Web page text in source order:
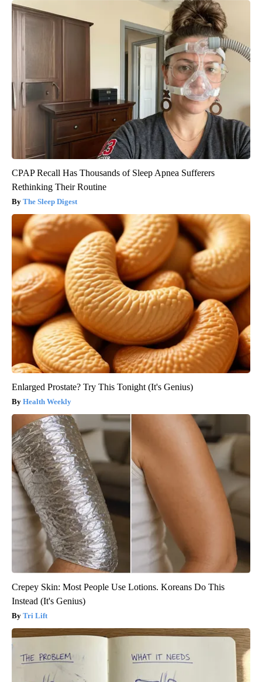
CPAP Recall Has Thousands of Sleep Apnea Sufferers
Rethinking Their Routine
The Sleep Digest
Enlarged Prostate? Try This Tonight (It's Genius)
Health Weekly
Crepey Skin: Most People Use Lotions. Koreans Do This
Instead (It's Genius)
Tri Lift